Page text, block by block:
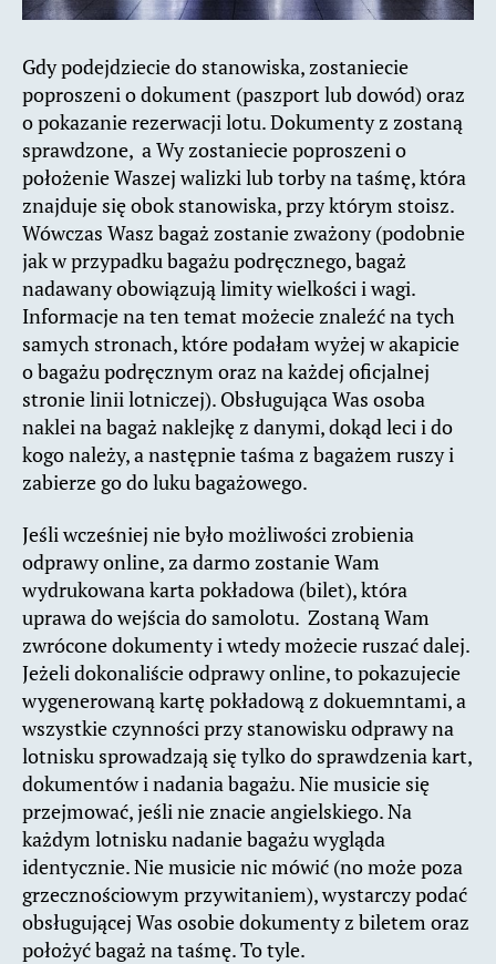
Gdy podejdziecie do stanowiska, zostaniecie
poproszeni o dokument (paszport lub dowód) oraz
o pokazanie rezerwacji lotu. Dokumenty z zostaną
sprawdzone, a Wy zostaniecie poproszeni o
położenie Waszej walizki lub torby na taśmę, która
znajduje się obok stanowiska, przy którym stoisz.
Wówczas Wasz bagaż zostanie zważony (podobnie
jak w przypadku bagażu podręcznego, bagaż
nadawany obowiązują limity wielkości i wagi.
Informacje na ten temat możecie znaleźć na tych
samych stronach, które podałam wyżej w akapicie
o bagażu podręcznym oraz na każdej oficjalnej
stronie linii lotniczej). Obsługująca Was osoba
naklei na bagaż naklejkę z danymi, dokąd leci i do
kogo należy, a następnie taśma z bagażem ruszy i
zabierze go do luku bagażowego.
Jeśli wcześniej nie było możliwości zrobienia
odprawy online, za darmo zostanie Wam
wydrukowana karta pokładowa (bilet), która
uprawa do wejścia do samolotu. Zostaną Wam
zwrócone dokumenty i wtedy możecie ruszać dalej.
Jeżeli dokonaliście odprawy online, to pokazujecie
wygenerowaną kartę pokładową z dokuemntami, a
wszystkie czynności przy stanowisku odprawy na
lotnisku sprowadzają się tylko do sprawdzenia kart,
dokumentów i nadania bagażu. Nie musicie się
przejmować, jeśli nie znacie angielskiego. Na
każdym lotnisku nadanie bagażu wygląda
identycznie. Nie musicie nic mówić (no może poza
grzecznościowym przywitaniem), wystarczy podać
obsługującej Was osobie dokumenty z biletem oraz
położyć bagaż na taśmę. To tyle.